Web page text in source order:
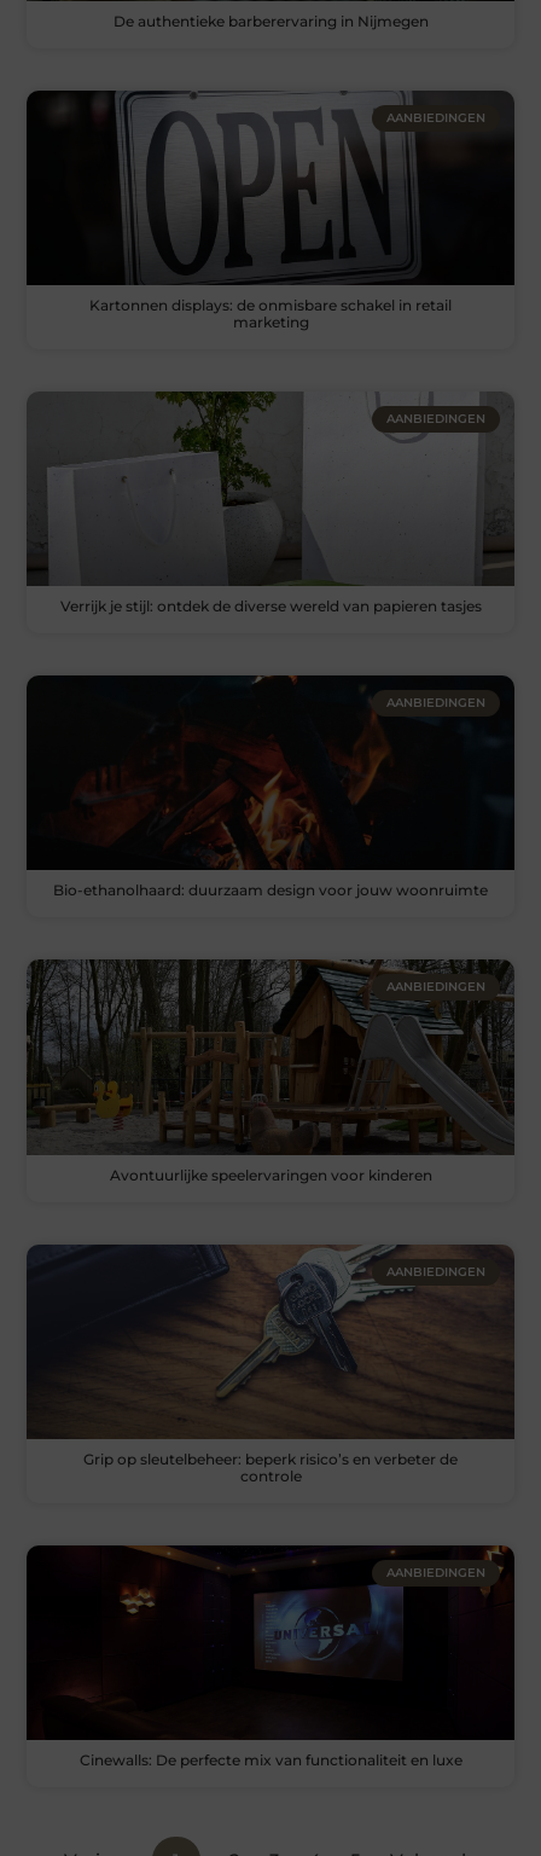
De authentieke barberervaring in Nijmegen
AANBIEDINGEN
Kartonnen displays: de onmisbare schakel in retail
marketing
AANBIEDINGEN
Verrijk je stijl: ontdek de diverse wereld van papieren tasjes
AANBIEDINGEN
Bio-ethanolhaard: duurzaam design voor jouw woonruimte
AANBIEDINGEN
Avontuurlijke speelervaringen voor kinderen
AANBIEDINGEN
Grip op sleutelbeheer: beperk risico’s en verbeter de
controle
AANBIEDINGEN
Cinewalls: De perfecte mix van functionaliteit en luxe